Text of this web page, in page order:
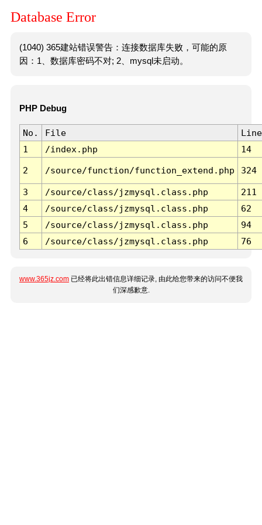
Database Error
(1040) 365建站错误警告：连接数据库失败，可能的原
因：1、数据库密码不对; 2、mysql未启动。
PHP Debug
No. File
Line
1
/index.php 14
2 /source/function/function_extend.php 324
3 /source/class/jzmysql.class.php
211
4
/source/class/jzmysql.class.php
62
5
/source/class/jzmysql.class.php
94
6
/source/class/jzmysql.class.php 76
www.365jz.com 已经将此出错信息详细记录, 由此给您带来的访问不便我
们深感歉意.